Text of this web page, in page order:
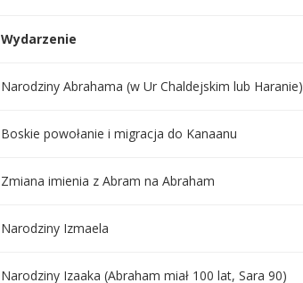
Wydarzenie
Narodziny Abrahama (w Ur Chaldejskim lub Haranie)
Boskie powołanie i migracja do Kanaanu
Zmiana imienia z Abram na Abraham
Narodziny Izmaela
Narodziny Izaaka (Abraham miał 100 lat, Sara 90)